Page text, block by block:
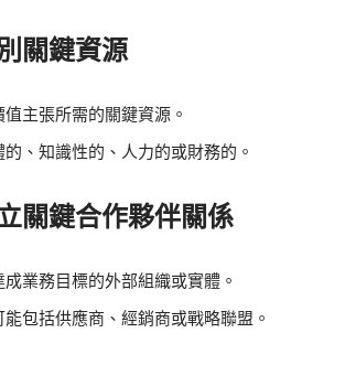
關鍵資源
主張所需的關鍵資源。
、知識性的、人力的或財務的。
關鍵合作夥伴關係
業務目標的外部組織或實體。
包括供應商、經銷商或戰略聯盟。